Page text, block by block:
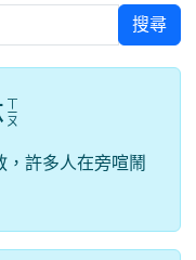
搜尋
ㄧ
ㄡ
許多人在旁喧鬧